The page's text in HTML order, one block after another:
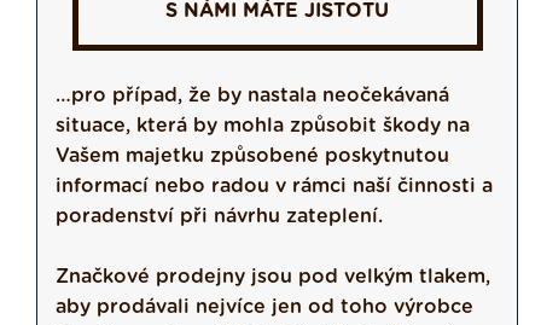
S NÁMI MÁTE JISTOTU
…pro případ, že by nastala neočekávaná
situace, která by mohla způsobit škody na
Vašem majetku způsobené poskytnutou
informací nebo radou v rámci naší činnosti a
poradenství při návrhu zateplení.
Značkové prodejny jsou pod velkým tlakem,
aby prodávali nejvíce jen od toho výrobce